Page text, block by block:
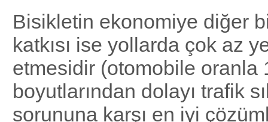
Bisikletin ekonomiye diğer
katkısı ise yollarda çok az
etmesidir (otomobile oranla
boyutlarından dolayı trafik
sorununa karşı en iyi